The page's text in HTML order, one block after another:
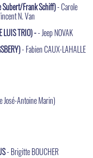
Subert/Frank Schiff)- Carole
N. Van
LUIS TRIO) -- Jeep NOVAK
- Fabien CAUX-LAHALLE
José-Antoine Marin)
- Brigitte BOUCHER